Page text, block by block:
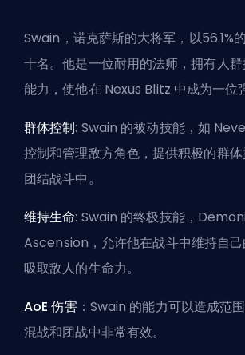
Swain，诺克萨斯的大将军，以56.1%
十名。他是一位耐用的法师，拥有人
能力，使他在 Nexus Blitz 中成为一位
群体控制: Swain 的被动技能，如
控制和管理敌方角色，提供积极的群
团结战斗中。
维持生命: Swain 的终极技能，
Ascension，允许他在战斗中维持自
吸取敌人的生命力。
AoE 伤害：Swain 的能力可以造成范
混战和团战中非常有效。